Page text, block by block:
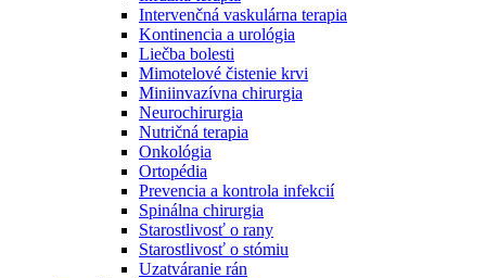
Nefrologické ambulancie
V nefrologických ambulanciách prevádzkujeme poradenstvo
a prípravu pacientov k jednotlivým metódam náhrady funkcie
obličiek. Zvoľte si mesto, ktoré potrebujete a navštívte nás.
Intervenčná vaskulárna terapia
Kontinencia a urológia
Liečba bolesti
Mimotelové čistenie krvi
Miniinvazívna chirurgia
Neurochirurgia
Nutričná terapia
Onkológia
Ortopédia
Prevencia a kontrola infekcií
Spinálna chirurgia
Starostlivosť o rany
Starostlivosť o stómiu
Uzatváranie rán